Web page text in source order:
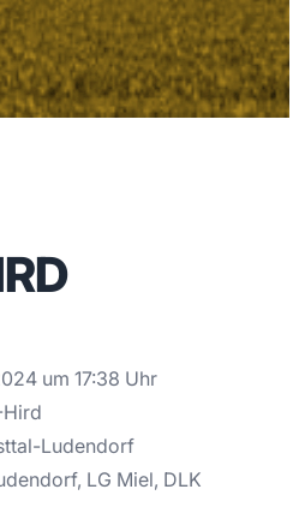
um 17:38 Uhr
Hird
Ludendorf
LG Miel, DLK